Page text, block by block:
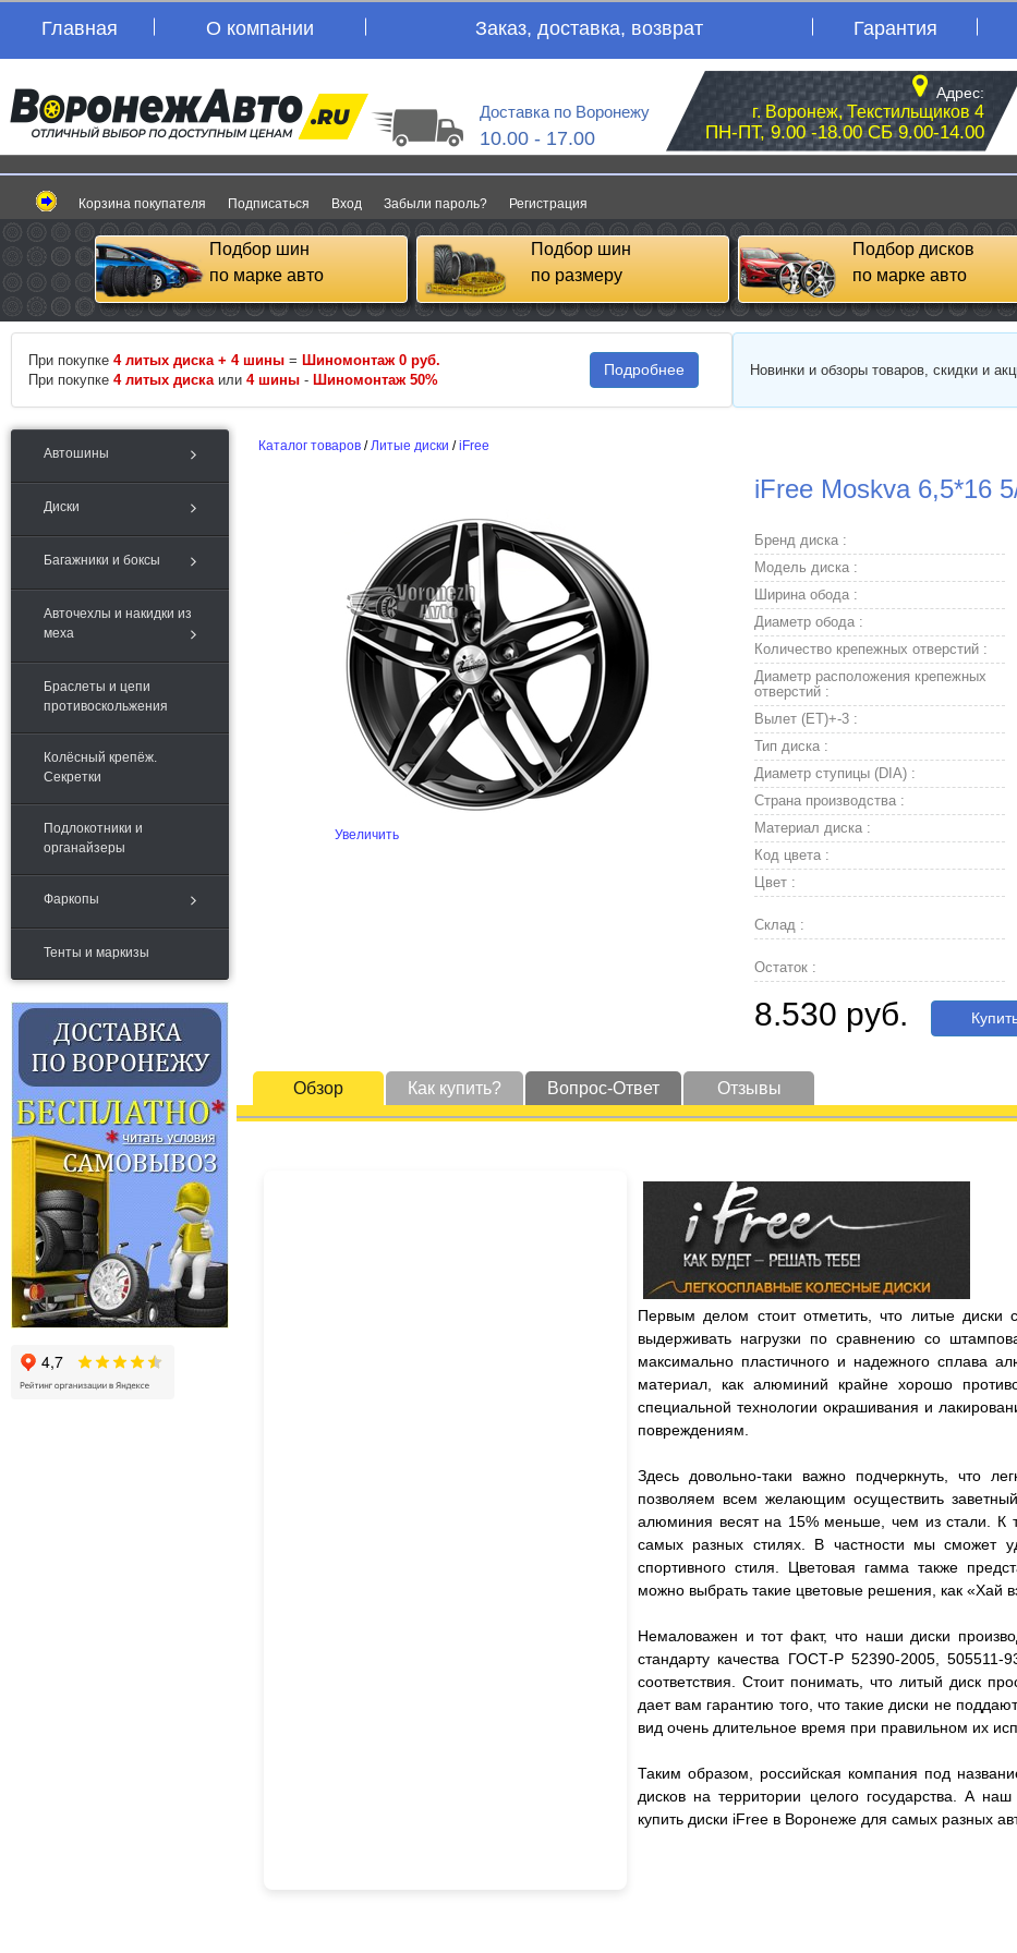
Главная О компании Заказ, доставка, возврат Гарантия
Доставка по Воронежу
10.00 - 17.00
Адрес:
г. Воронеж, Текстильщиков 4
ПН-ПТ, 9.00 -18.00 СБ 9.00-14.00
Корзина покупателя Подписаться Вход Забыли пароль? Регистрация
Подбор шин
по марке авто
Подбор шин
по размеру
Подбор дисков
по марке авто
При покупке 4 литых диска + 4 шины = Шиномонтаж 0 руб.
При покупке 4 литых диска или 4 шины - Шиномонтаж 50%
Подробнее Новинки и обзоры товаров, скидки и
Автошины
Диски
Багажники и боксы
Авточехлы и накидки из
меха
Браслеты и цепи
противоскольжения
Колёсный крепёж.
Секретки
Подлокотники и
органайзеры
Фаркопы
Тенты и маркизы
Каталог товаров /Литые диски /iFree
iFree Moskva 6,5*16
Увеличить
Бренд диска :
Модель диска :
Ширина обода :
Диаметр обода :
Количество крепежных отверстий :
Диаметр расположения крепежных
отверстий :
Вылет (ET)+-3 :
Тип диска :
Диаметр ступицы (DIA) :
Страна производства :
Материал диска :
Код цвета :
Цвет :
Склад :
Остаток :
8.530 руб.
Обзор Как купить? Вопрос-Ответ Отзывы
Первым делом стоит отметить, что литые диски
выдерживать нагрузки по сравнению со
максимально пластичного и надежного сплава
материал, как алюминий крайне хорошо
специальной технологии окрашивания и
повреждениям.
Здесь довольно-таки важно подчеркнуть, что
позволяем всем желающим осуществить
алюминия весят на 15% меньше, чем из стали. К
самых разных стилях. В частности мы сможет
спортивного стиля. Цветовая гамма также
можно выбрать такие цветовые решения, как «Хай
Немаловажен и тот факт, что наши диски
стандарту качества ГОСТ-Р 52390-2005,
соответствия. Стоит понимать, что литый диск
дает вам гарантию того, что такие диски не
вид очень длительное время при правильном их
Таким образом, российская компания под
дисков на территории целого государства. А
купить диски iFree в Воронеже для самых разных